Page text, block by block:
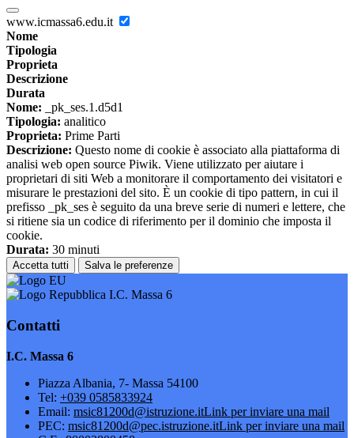
www.icmassa6.edu.it
Nome
Tipologia
Proprieta
Descrizione
Durata
Nome: _pk_ses.1.d5d1
Tipologia: analitico
Proprieta: Prime Parti
Descrizione: Questo nome di cookie è associato alla piattaforma di
analisi web open source Piwik. Viene utilizzato per aiutare i
proprietari di siti Web a monitorare il comportamento dei visitatori e
misurare le prestazioni del sito. È un cookie di tipo pattern, in cui il
prefisso _pk_ses è seguito da una breve serie di numeri e lettere, che
si ritiene sia un codice di riferimento per il dominio che imposta il
cookie.
Durata: 30 minuti
Accetta tutti Salva le preferenze
I.C. Massa 6
Contatti
I.C. Massa 6
Piazza Albania, 7- Massa 54100
Tel: +039 0585833924
Email: msic81200d@istruzione.itLink per inviare una mail
PEC: msic81200d@pec.istruzione.itLink per inviare una mail